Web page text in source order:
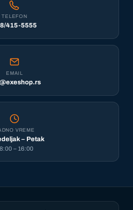
TELEFON
415-5555
EMAIL
VREME
– Petak
– 16:00